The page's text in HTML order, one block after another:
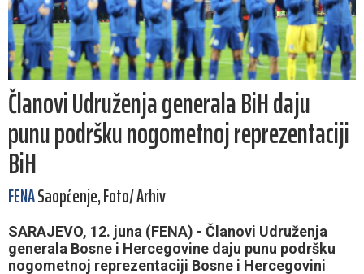
Članovi Udruženja generala BiH daju
punu podršku nogometnoj reprezentaciji
BiH
FENASaopćenje, Foto/ Arhiv
SARAJEVO, 12. juna (FENA) - Članovi Udruženja
generala Bosne i Hercegovine daju punu podršku
nogometnoj reprezentaciji Bosne i Hercegovini